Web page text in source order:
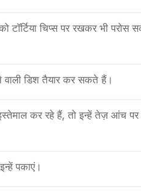
चिप्स पर रखकर भी परोस
डिश तैयार कर सकते हैं।
कर रहे हैं, तो इन्हें तेज़ आंच पर
पकाएं।